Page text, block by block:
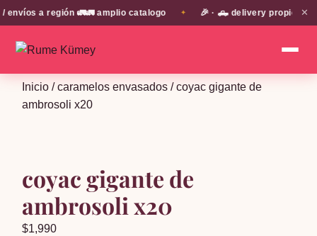
a región 🚛🚛 amplio catalogo 🎉 · 🛻 delivery propio en✕
Inicio /caramelos envasados / coyac gigante de
ambrosoli x20
coyac gigante de
ambrosoli x20
$1,990